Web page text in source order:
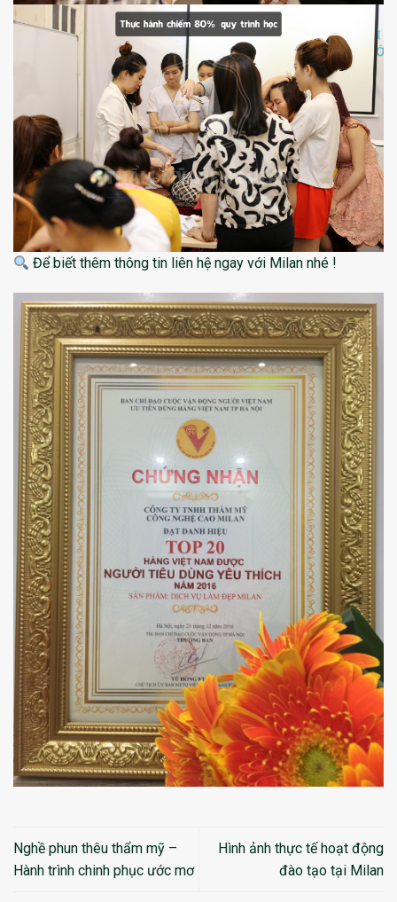
Để biết thêm thông tin liên hệ ngay với Milan nhé !
Nghề phun thêu thẩm mỹ –
Hành trình chinh phục ước mơ
Hình ảnh thực tế hoạt động
đào tạo tại Milan